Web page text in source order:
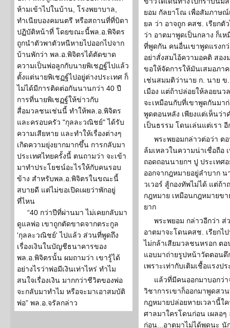
ห้ามเข้าไปในบ้าน, โรงพยาบาล,
ทำเนียบองคมนตรี หรือสถานที่ที่บิดา
ปฏิบัติหน้าที่ โดยขณะนี้พล.อ.พิจิตร
ถูกนำตัวพาตัวหนีหายไปออกไปจาก
บ้านพักว่า พล.อ.พิจิตรได้ตัดขาด
ความเป็นพ่อลูกกับนายพิเชฏฐ์ไปแล้ว
ตั้งแต่นายพิเชฏฐ์ไปอยู่ต่างประเทศ ก็
ไม่ได้มีการติดต่อกันนานกว่า 40 ปี
การที่นายพิเชฏฐ์ให้ข่าวกับ
สื่อมวลชนเช่นนี้ ทำให้พล.อ.พิจิตร
และครอบครัว "กุลละวณิชย์" ได้รับ
ความเสียหาย และทำให้เรื่องต่างๆ
เกิดความยุ่งยากมากขึ้น การกลับมา
ประเทศไทยครั้งนี้ ตนถามว่า จะเข้า
มาทำประโยชน์อะไรให้กับคนรอบ
ข้าง สำหรับพล.อ.พิจิตรในขณะนี้
สบายดี แต่ไม่ขอเปิดเผยว่าพักอยู่
ที่ไหน
“40 กว่าปีที่ผ่านมา ไม่เคยกลับมา
ดูแลพ่อ เขาถูกตัดขาดจากตระกูล
'กุลละวณิชย์' ไปแล้ว ส่วนที่พูดถึง
เรื่องเงินในบัญชีธนาคารของ
พล.อ.พิจิตรนั้น ผมถามว่า เขารู้ได้
อย่างไรว่าพ่อมีเงินเท่าไหร่ ทำไม
สนใจเรื่องเงิน มากกว่าชีวิตของพ่อ
จะกลับมาทำไม หรือจะมาเอาสมบัติ
พ่อ” พล.อ.จรัลกล่าว
ยอม กัลยาโณ เพื่อสัมภาษณ์
ยล ว่า อาจถูก คสช. เรียก
ว่า อาตมาพูดเป็นกลาง ก็เ
ที่พูดกัน คนอื่นเขาพูดแรงก
อย่าสั่งสมไอ้ความอคติ สอง
ขอให้จัดการให้มันเสมอภา
เช่นสมมติว่านาย ก. นาย ข
เมือง แต่ถ้าปล่อยให้ลอยน
จะเหมือนกับที่เขาพูดกันมา
พูดตอนหลัง เพียงแต่เห็นว่
เป็นธรรม โดนเล่นแต่เรา
พระพยอมกล่าวต่อว่า ต
ล้มเหลวในความน่าเชื่อถือ
ถอดถอนนายกฯ ปู ประเทศ
ออกจากฎหมายอยู่ลำบาก
วเวอร์ สู้กองทัพไม่ได้ แต่ถ้
กฎหมาย เหมือนกฎหมายข
ยาก
พระพยอม กล่าวอีกว่า
อาตมาจะโดนคสช. เรียกไ
ไม่กล้าเสียมวลชนหรอก ต
แอบมาถ่ายรูปหน้าวัดตอนดึ
เพราะเท่ากับเติมเชื้อแรงปร
แล้วที่มีคนออกมาบอกว่
วิชาการเขาก็ออกมาพูดสว
กฎหมายปล่อยหายเวลานี้ใ
ศาลมาใครโดนก่อน เผลอ
ก่อน...อาตมาไม่ได้พูดนะ นั